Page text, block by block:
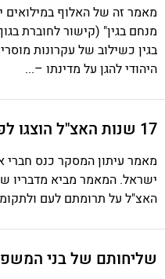
מאמר זה של האלוף במילואים
מנחם בגין" (קישור לחוברת
בגין כשילוב של עקרונות
היהודי להגן על מדינתו –...
17 שנות האצ"ל הוצגו לפני לוחמיו בהיכל התרבות
ישראל. המאמר מביא מדבריו
האצ"ל על תרומתם לעם
שליחותם של בני